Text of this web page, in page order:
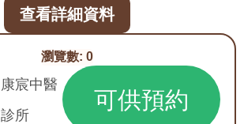
瀏覽數: 0
康宸中醫
診所
可供預約
查看詳細資料